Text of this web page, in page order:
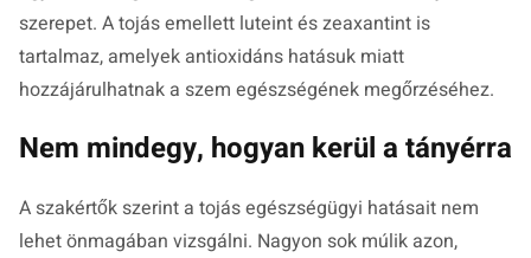
szerepet. A tojás emellett luteint és zeaxantint is
tartalmaz, amelyek antioxidáns hatásuk miatt
hozzájárulhatnak a szem egészségének megőrzéséhez.
Nem mindegy, hogyan kerül a tányérra
A szakértők szerint a tojás egészségügyi hatásait nem
lehet önmagában vizsgálni. Nagyon sok múlik azon,